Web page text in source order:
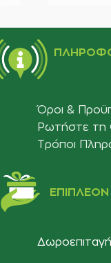
Όροι &
Ρωτήστε τη
Τρόποι
Δωροεπιταγή